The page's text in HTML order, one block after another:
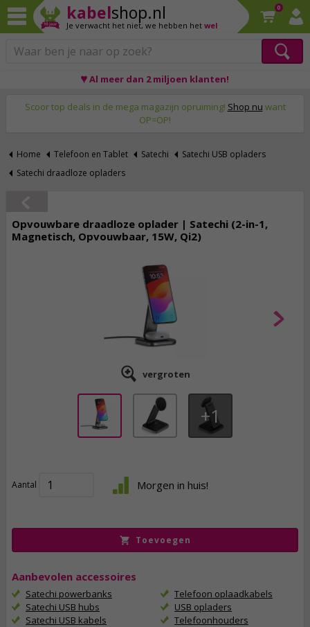
kabelshop.nl
Je verwacht het niet, we hebben het wel
0
♥ Al meer dan 2 miljoen klanten!
Scoor top deals in de mega magazijn opruiming! Shop nu want
OP=OP!
Home Telefoon en Tablet Satechi
Satechi USB opladers
Satechi draadloze opladers
Opvouwbare draadloze oplader | Satechi (2-in-1,
Magnetisch, Opvouwbaar, 15W, Qi2)
vergroten
1
Aantal Morgen in huis!
Toevoegen
Aanbevolen accessoires
Satechi powerbanks
Satechi USB hubs
Satechi USB kabels
Telefoon oplaadkabels
USB opladers
Telefoonhouders